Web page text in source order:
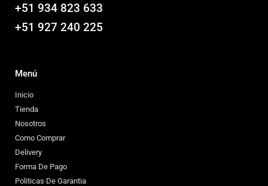
+51 934 823 633
+51 927 240 225
Menú
Inicio
Tienda
Nosotros
Como Comprar
Delivery
Forma De Pago
Politicas De Garantia